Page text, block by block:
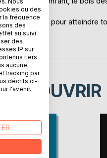
de là-bas.
mais pour atteindre
ou des
la fréquence
des
au suivi
des
IP sur
tiers
aucune
tracking par
décrits ci-
l'avenir.